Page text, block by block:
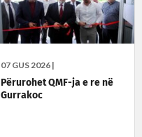
07 GUS 2026 |
Përurohet QMF-ja e re në
Gurrakoc